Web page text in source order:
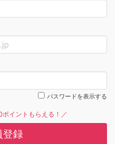
パスワードを表示する
イントもらえる！／
登録